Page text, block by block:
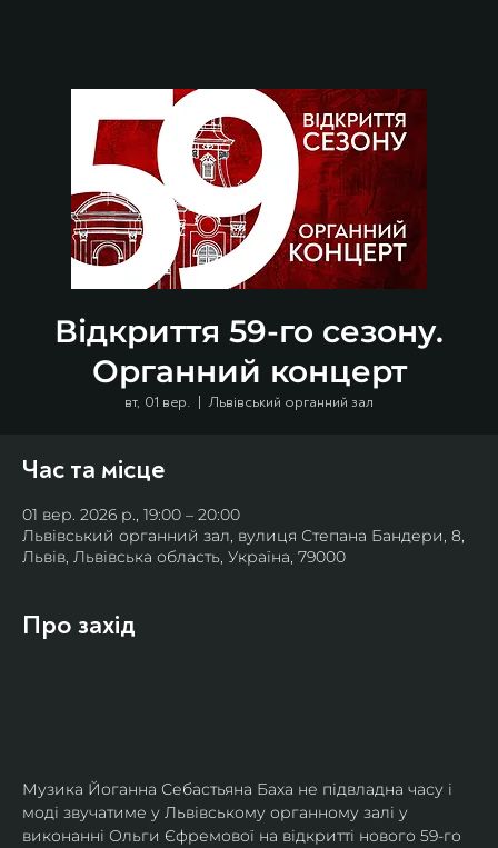
Відкриття 59-го сезону.
Органний концерт
вт, 01 вер.
  |
Львівський органний зал
Час та місце
01 вер. 2026 р., 19:00 – 20:00
Львівський органний зал, вулиця Степана Бандери, 8,
Львів, Львівська область, Україна, 79000
Про захід
Музика Йоганна Себастьяна Баха не підвладна часу і
моді звучатиме у Львівському органному залі у
виконанні Ольги Єфремової на відкритті нового 59-го